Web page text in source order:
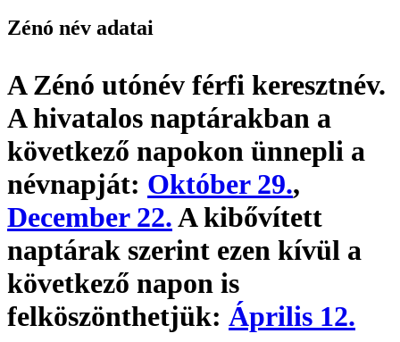
Zénó név adatai
A Zénó utónév férfi keresztnév.
A hivatalos naptárakban a
következő napokon ünnepli a
névnapját: Október 29.,
December 22.A kibővített
naptárak szerint ezen kívül a
következő napon is
felköszönthetjük: Április 12.